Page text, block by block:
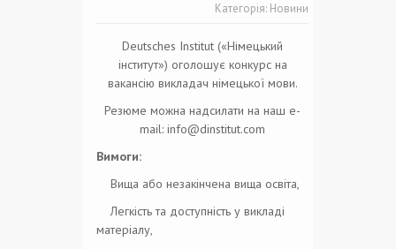
Категорія: Новини
Deutsches Institut («Німецький
інститут») оголошує конкурс на
вакансію викладач німецької мови.
Резюме можна надсилати на наш e-
mail: info@dinstitut.com
Вимоги:
Вища або незакінчена вища освіта,
Легкість та доступність у викладі
матеріалу,